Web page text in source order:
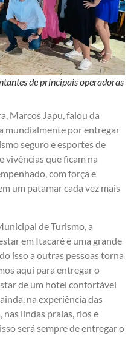
de principais operadoras
Marcos Japu, falou da
mundialmente por entregar
seguro e esportes de
vivências que ficam na
com força e
um patamar cada vez mais
de Turismo, a
em Itacaré é uma grande
isso a outras pessoas torna
aqui para entregar o
de um hotel confortável
na experiência das
lindas praias, rios e
será sempre de entregar o